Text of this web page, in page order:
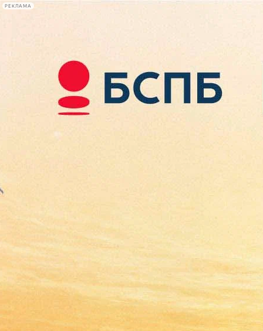
РЕКЛАМА
Сегодня:
2026.08.07
20:07
Афиша Plus
Вице-губернатор Кириллов:
«Фан-зоны Чемпионата мира
на Дворцовой не будет»